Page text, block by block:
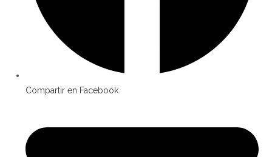
Compartir en Facebook